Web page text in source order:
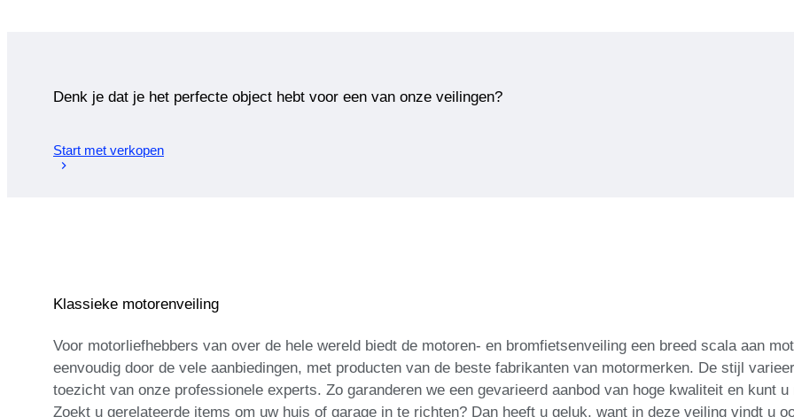
Denk je dat je het perfecte object hebt voor een van onze veilingen?
Start met verkopen
Klassieke motorenveiling
Voor motorliefhebbers van over de hele wereld biedt de motoren- en bromfietsenveiling een breed scala aan
eenvoudig door de vele aanbiedingen, met producten van de beste fabrikanten van motormerken. De stijl
toezicht van onze professionele experts. Zo garanderen we een gevarieerd aanbod van hoge kwaliteit en kunt
Zoekt u gerelateerde items om uw huis of garage in te richten? Dan heeft u geluk, want in deze veiling vindt u